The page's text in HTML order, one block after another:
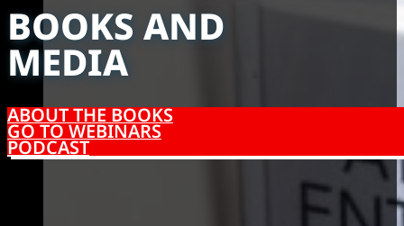
BOOKS AND
MEDIA
ABOUT THE BOOKS
GO TO WEBINARS
PODCAST